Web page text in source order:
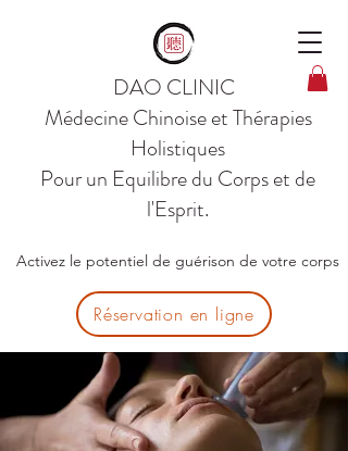
DAO CLINIC
Médecine Chinoise et Thérapies
Holistiques
Pour un Equilibre du Corps et de
l'Esprit.
Activez le potentiel de guérison de votre corps
Réservation en ligne